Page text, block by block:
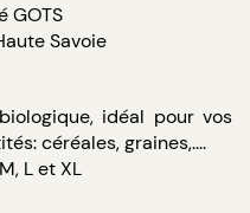
GOTS
Savoie
idéal pour vos
céréales, graines,....
L et XL